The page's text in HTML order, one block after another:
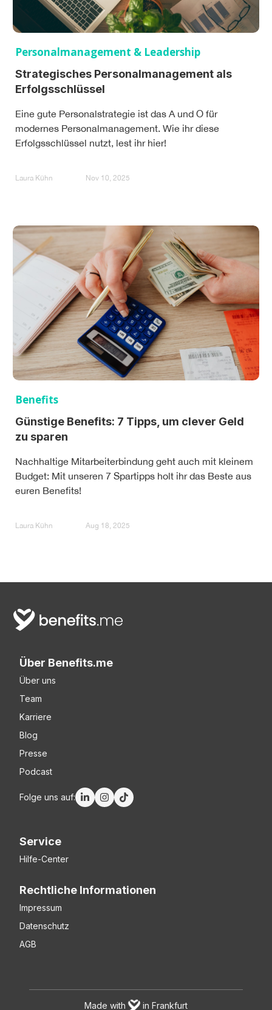
Personalmanagement & Leadership
Strategisches Personalmanagement als
Erfolgsschlüssel
Eine gute Personalstrategie ist das A und O für
modernes Personalmanagement. Wie ihr diese
Erfolgsschlüssel nutzt, lest ihr hier!
Laura Kühn Nov 10, 2025
Benefits
Günstige Benefits: 7 Tipps, um clever Geld
zu sparen
Nachhaltige Mitarbeiterbindung geht auch mit kleinem
Budget: Mit unseren 7 Spartipps holt ihr das Beste aus
euren Benefits!
Laura Kühn Aug 18, 2025
Über Benefits.me
Über uns
Team
Karriere
Blog
Presse
Podcast
Folge uns auf:
Service
Hilfe-Center
Rechtliche Informationen
Impressum
Datenschutz
AGB
Made with in Frankfurt